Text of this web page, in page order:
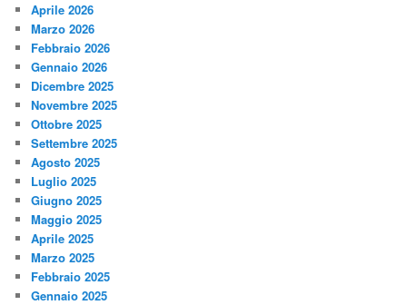
Aprile 2026
Marzo 2026
Febbraio 2026
Gennaio 2026
Dicembre 2025
Novembre 2025
Ottobre 2025
Settembre 2025
Agosto 2025
Luglio 2025
Giugno 2025
Maggio 2025
Aprile 2025
Marzo 2025
Febbraio 2025
Gennaio 2025